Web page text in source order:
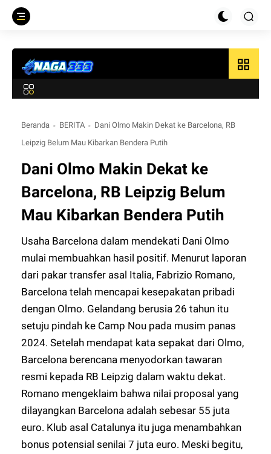
grid_view
Beranda BERITA
Dani Olmo Makin Dekat ke Barcelona, RB
Leipzig Belum Mau Kibarkan Bendera Putih
Dani Olmo Makin Dekat ke
Barcelona, RB Leipzig Belum
Mau Kibarkan Bendera Putih
Usaha Barcelona dalam mendekati Dani Olmo
mulai membuahkan hasil positif. Menurut laporan
dari pakar transfer asal Italia, Fabrizio Romano,
Barcelona telah mencapai kesepakatan pribadi
dengan Olmo. Gelandang berusia 26 tahun itu
setuju pindah ke Camp Nou pada musim panas
2024. Setelah mendapat kata sepakat dari Olmo,
Barcelona berencana menyodorkan tawaran
resmi kepada RB Leipzig dalam waktu dekat.
Romano mengeklaim bahwa nilai proposal yang
dilayangkan Barcelona adalah sebesar 55 juta
euro. Klub asal Catalunya itu juga menambahkan
bonus potensial senilai 7 juta euro. Meski begitu,